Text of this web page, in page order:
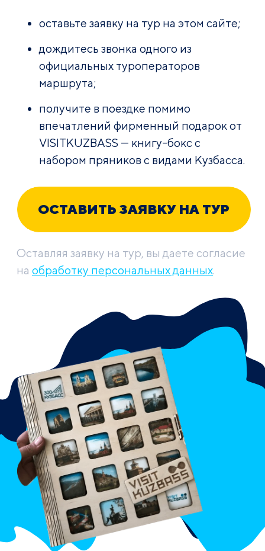
оставьте заявку на тур на этом сайте;
дождитесь звонка одного из
официальных туроператоров
маршрута;
получите в поездке помимо
впечатлений фирменный подарок от
VISITKUZBASS — книгу-бокс с
набором пряников с видами Кузбасса.
ОСТАВИТЬ ЗАЯВКУ НА ТУР
Оставляя заявку на тур, вы даете согласие
на обработку персональных данных.